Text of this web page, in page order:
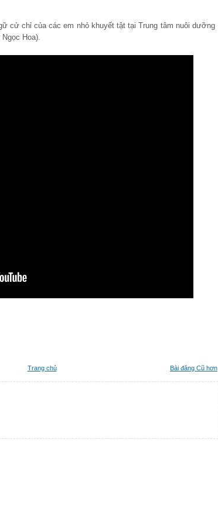
cử chỉ của các em nhỏ khuyết tật tại Trung tâm nuôi dưỡng
Hoa).
Bài đăng Cũ hơn
Trang chủ